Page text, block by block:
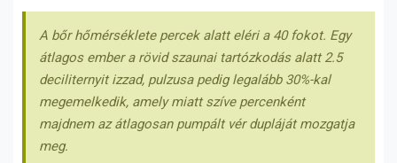
A bőr hőmérséklete percek alatt eléri a 40 fokot. Egy
átlagos ember a rövid szaunai tartózkodás alatt 2.5
deciliternyit izzad, pulzusa pedig legalább 30%-kal
megemelkedik, amely miatt szíve percenként
majdnem az átlagosan pumpált vér dupláját mozgatja
meg.